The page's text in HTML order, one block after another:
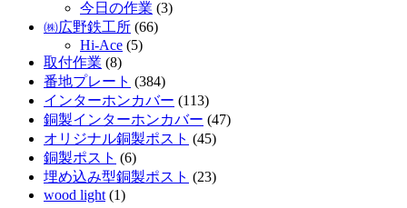
今日の作業 (3)
㈱広野鉄工所 (66)
Hi-Ace (5)
取付作業 (8)
番地プレート (384)
インターホンカバー (113)
銅製インターホンカバー (47)
オリジナル銅製ポスト (45)
銅製ポスト (6)
埋め込み型銅製ポスト (23)
wood light (1)